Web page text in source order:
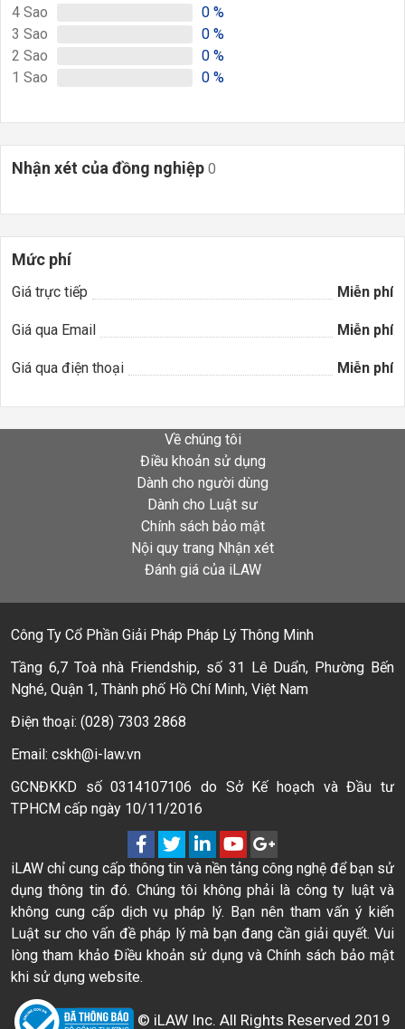
4 Sao 0 %
3 Sao 0 %
2 Sao 0 %
1 Sao 0 %
Nhận xét của đồng nghiệp 0
Mức phí
Giá trực tiếp Miễn phí
Giá qua Email Miễn phí
Giá qua điện thoại Miễn phí
Về chúng tôi
Điều khoản sử dụng
Dành cho người dùng
Dành cho Luật sư
Chính sách bảo mật
Nội quy trang Nhận xét
Đánh giá của iLAW
Công Ty Cổ Phần Giải Pháp Pháp Lý Thông Minh
Tầng 6,7 Toà nhà Friendship, số 31 Lê Duẩn, Phường Bến
Nghé, Quận 1, Thành phố Hồ Chí Minh, Việt Nam
Điện thoại: (028) 7303 2868
Email: cskh@i-law.vn
GCNĐKKD số 0314107106 do Sở Kế hoạch và Đầu tư
TPHCM cấp ngày 10/11/2016
iLAW chỉ cung cấp thông tin và nền tảng công nghệ để bạn sử
dụng thông tin đó. Chúng tôi không phải là công ty luật và
không cung cấp dịch vụ pháp lý. Bạn nên tham vấn ý kiến
Luật sư cho vấn đề pháp lý mà bạn đang cần giải quyết. Vui
lòng tham khảo Điều khoản sử dụng và Chính sách bảo mật
khi sử dụng website.
© iLAW Inc. All Rights Reserved 2019